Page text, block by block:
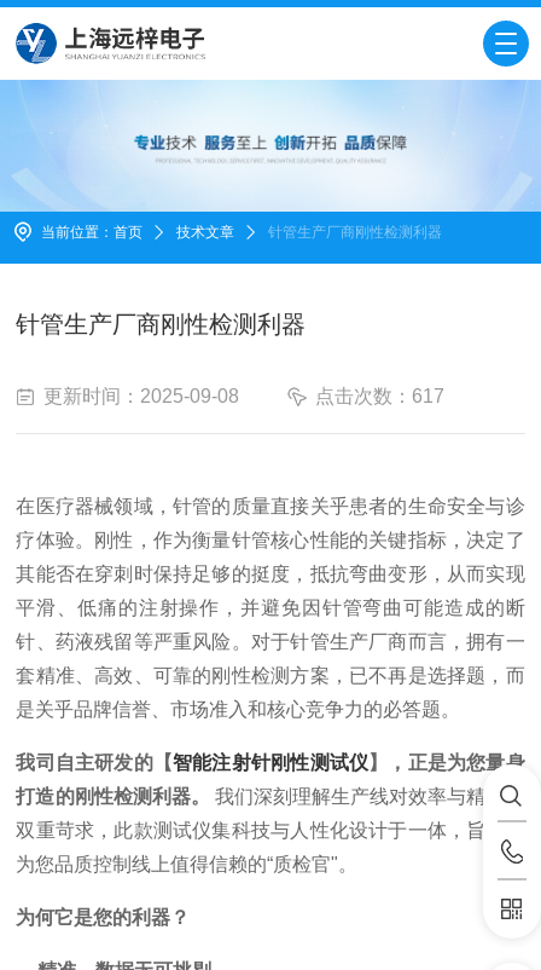
当前位置： 首页 技术文章 针管生产厂商刚性检测利器
针管生产厂商刚性检测利器
更新时间：2025-09-08 点击次数：617
在医疗器械领域，针管的质量直接关乎患者的生命安全与诊
疗体验。刚性，作为衡量针管核心性能的关键指标，决定了
其能否在穿刺时保持足够的挺度，抵抗弯曲变形，从而实现
平滑、低痛的注射操作，并避免因针管弯曲可能造成的断
针、药液残留等严重风险。对于针管生产厂商而言，拥有一
套精准、高效、可靠的刚性检测方案，已不再是选择题，而
是关乎品牌信誉、市场准入和核心竞争力的必答题。
我司自主研发的【智能注射针刚性测试仪 】，正是为您量身
打造的刚性检测利器。
我们深刻理解生产线对效率与精度的
双重苛求，此款测试仪集科技与人性化设计于一体，旨在成
为您品质控制线上值得信赖的“质检官"。
为何它是您的利器？